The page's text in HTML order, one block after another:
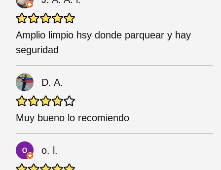
Amplio limpio hsy donde parquear y hay
seguridad
D. A.
Muy bueno lo recomiendo
o. l.